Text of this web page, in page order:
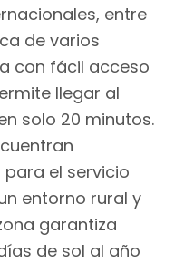
entre
de varios
con fácil acceso
llegar al
solo 20 minutos.
el servicio
entorno rural y
garantiza
de sol al año